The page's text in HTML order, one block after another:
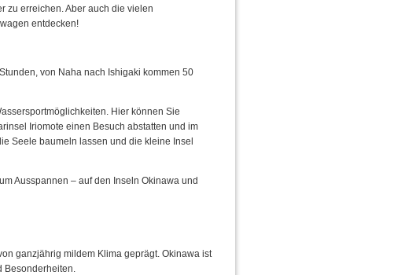
zu erreichen. Aber auch die vielen
entdecken!
von Naha nach Ishigaki kommen 50
Hier können Sie
Iriomote einen Besuch abstatten und im
Seele baumeln lassen und die kleine Insel
Ausspannen – auf den Inseln Okinawa und
ganzjährig mildem Klima geprägt. Okinawa ist